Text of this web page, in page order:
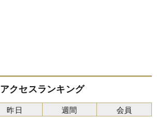
アクセスランキング
昨日 週間 会員